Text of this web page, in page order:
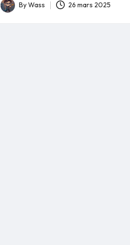
Posted
ByWass 26 mars 2025